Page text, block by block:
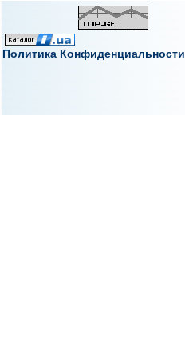
Политика Конфиденциальности